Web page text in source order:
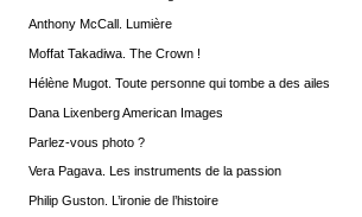
Anthony McCall. Lumière
Moffat Takadiwa. The Crown !
Hélène Mugot. Toute personne qui tombe a des ailes
Dana Lixenberg American Images
Parlez-vous photo ?
Vera Pagava. Les instruments de la passion
Philip Guston. L’ironie de l’histoire